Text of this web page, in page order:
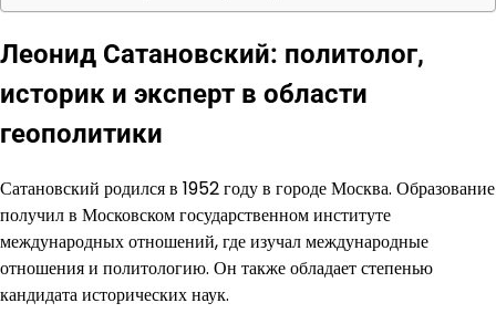
Леонид Сатановский: политолог,
историк и эксперт в области
геополитики
Сатановский родился в 1952 году в городе Москва. Образование
получил в Московском государственном институте
международных отношений, где изучал международные
отношения и политологию. Он также обладает степенью
кандидата исторических наук.